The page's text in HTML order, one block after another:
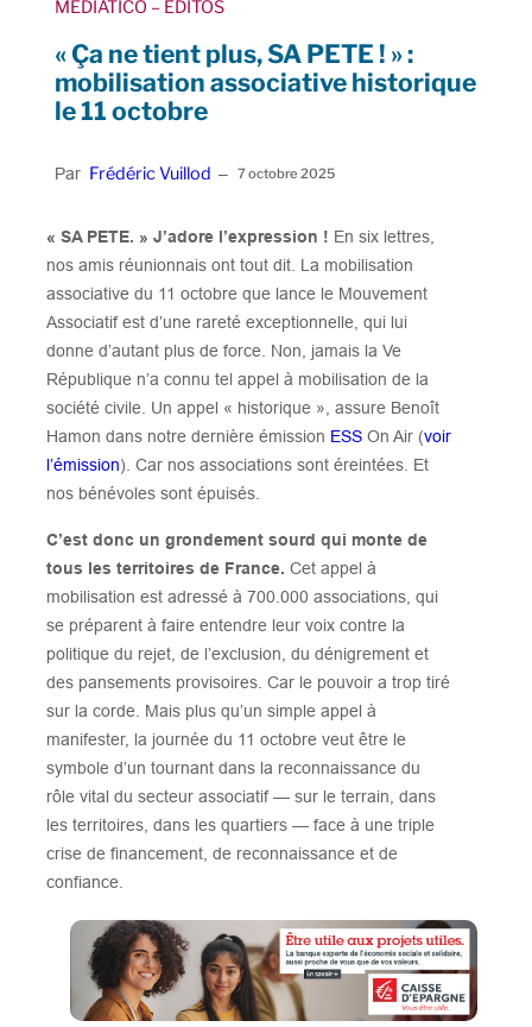
MEDIATICO – EDITOS
« Ça ne tient plus, SA PETE ! » :
mobilisation associative historique
le 11 octobre
Par Frédéric Vuillod – 7 octobre 2025
« SA PETE. » J’adore l’expression ! En six lettres,
nos amis réunionnais ont tout dit. La mobilisation
associative du 11 octobre que lance le Mouvement
Associatif est d’une rareté exceptionnelle, qui lui
donne d’autant plus de force. Non, jamais la Ve
République n’a connu tel appel à mobilisation de la
société civile. Un appel « historique », assure Benoît
Hamon dans notre dernière émission ESS On Air (voir
l’émission). Car nos associations sont éreintées. Et
nos bénévoles sont épuisés.
C’est donc un grondement sourd qui monte de
tous les territoires de France.Cet appel à
mobilisation est adressé à 700.000 associations, qui
se préparent à faire entendre leur voix contre la
politique du rejet, de l’exclusion, du dénigrement et
des pansements provisoires. Car le pouvoir a trop tiré
sur la corde. Mais plus qu’un simple appel à
manifester, la journée du 11 octobre veut être le
symbole d’un tournant dans la reconnaissance du
rôle vital du secteur associatif — sur le terrain, dans
les territoires, dans les quartiers — face à une triple
crise de financement, de reconnaissance et de
confiance.